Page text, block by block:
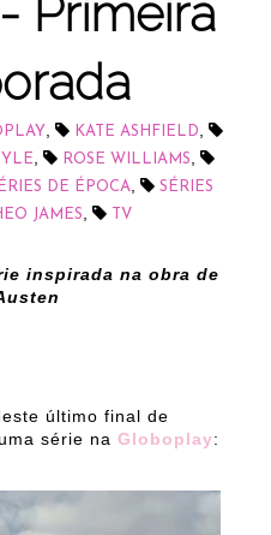
Primeira
, KATE ASHFIELD
ROSE WILLIAMS
DE ÉPOCA
SÉRIES
JAMES TV
inspirada na obra de
último final de
série na Globoplay: